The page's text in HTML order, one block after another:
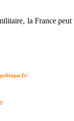
la France peut